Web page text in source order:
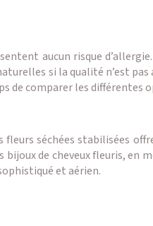
aucun risque
si la qualité n’est
de comparer les différentes
séchées stabilisées
de cheveux fleuris, en
et aérien.